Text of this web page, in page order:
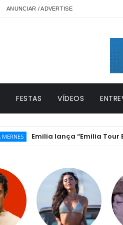
ANUNCIAR / ADVERTISE
FESTAS VÍDEOS
Emilia lança “Emilia Tour En